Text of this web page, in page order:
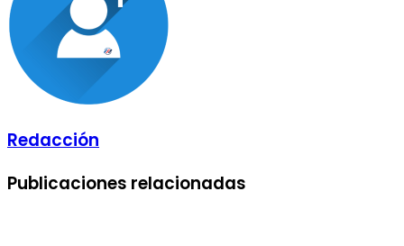
Redacción
Publicaciones relacionadas